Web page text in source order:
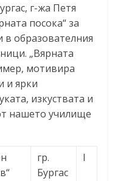
г-жа Петя
посока“ за
в образователния
„Вярната
мотивира
и ярки
изкуствата и
нашето училище
гр.
Бургас
I